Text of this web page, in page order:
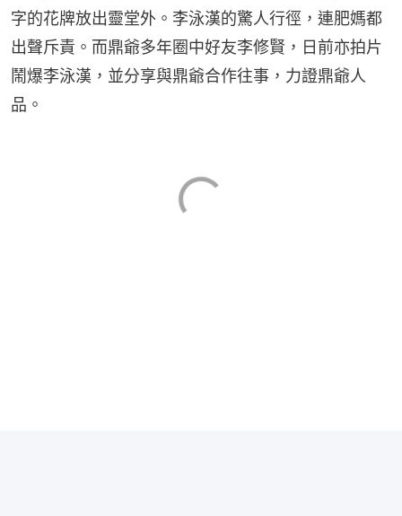
字的花牌放出靈堂外。李泳漢的驚人行徑，連肥媽都
出聲斥責。而鼎爺多年圈中好友李修賢，日前亦拍片
鬧爆李泳漢，並分享與鼎爺合作往事，力證鼎爺人
品。